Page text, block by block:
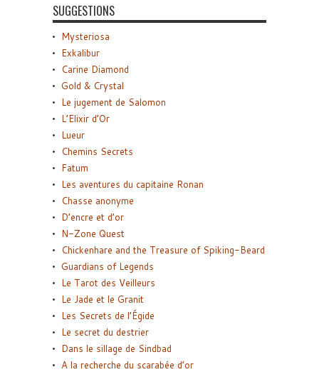
SUGGESTIONS
Mysteriosa
Exkalibur
Carine Diamond
Gold & Crystal
Le jugement de Salomon
L’Elixir d’Or
Lueur
Chemins Secrets
Fatum
Les aventures du capitaine Ronan
Chasse anonyme
D’encre et d’or
N-Zone Quest
Chickenhare and the Treasure of Spiking-Beard
Guardians of Legends
Le Tarot des Veilleurs
Le Jade et le Granit
Les Secrets de l’Égide
Le secret du destrier
Dans le sillage de Sindbad
A la recherche du scarabée d’or